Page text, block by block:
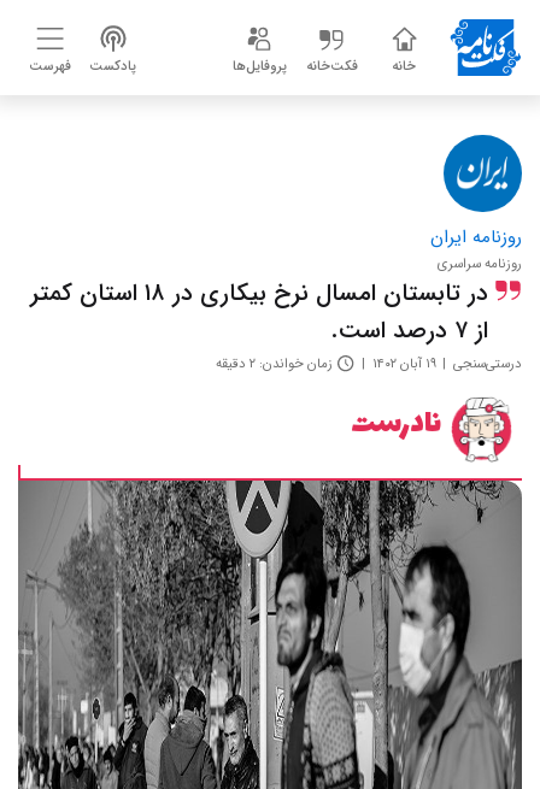
خانه فکت‌خانه پروفایل‌ها پادکست فهرست
روزنامه ایران
روزنامه سراسری
در تابستان امسال نرخ بیکاری در ۱۸ استان کمتر
از ۷ درصد است.
درستی‌سنجی ۱۹ آبان ۱۴۰۲ زمان خواندن: ۲ دقیقه
نادرست